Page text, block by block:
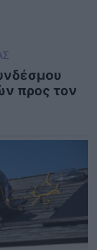
προς τον